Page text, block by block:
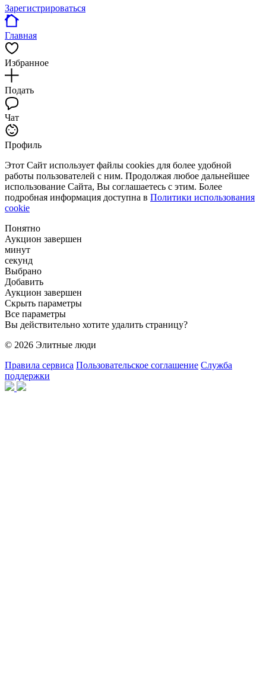
Зарегистрироваться
Главная
Избранное
Подать
Чат
Профиль
Этот Сайт использует файлы cookies для более удобной
работы пользователей с ним. Продолжая любое дальнейшее
использование Сайта, Вы соглашаетесь с этим. Более
подробная информация доступна в Политики использования
cookie
Понятно
Аукцион завершен
минут
секунд
Выбрано
Добавить
Аукцион завершен
Скрыть параметры
Все параметры
Вы действительно хотите удалить страницу?
© 2026 Элитные люди
Правила сервиса Пользовательское соглашение Служба
поддержки